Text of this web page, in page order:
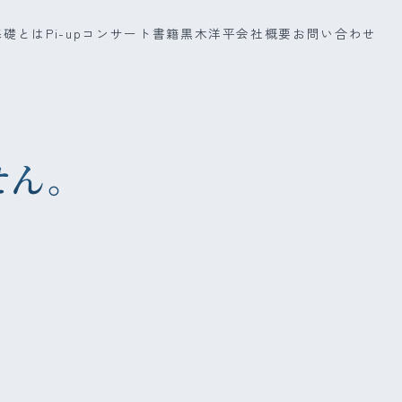
とは Pi-up コンサート 書籍黒木洋平会社概要 お問い合わせ
。